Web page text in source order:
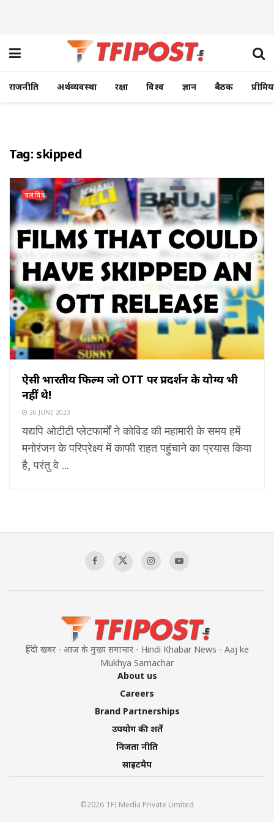
राजनीति अर्थव्यवस्था रक्षा विश्व ज्ञान बैठक
Tag: skipped
चलचित्र
ऐसी भारतीय फिल्में जो OTT पर प्रदर्शन के योग्य भी
नहीं थे!
26 JUNE 2023
यद्यपि ओटीटी प्लेटफार्मों ने कोविड की महामारी के समय हमें
मनोरंजन के परिप्रेक्ष्य में काफी राहत पहुंचाने का प्रयास किया
है, परंतु वे ...
हिंदी खबर - आज के मुख्य समाचार - Hindi Khabar News - Aaj ke
Mukhya Samachar
About us
Careers
Brand Partnerships
उपयोग की शर्तें
निजता नीति
साइटमैप
©2026 TFI Media Private Limited